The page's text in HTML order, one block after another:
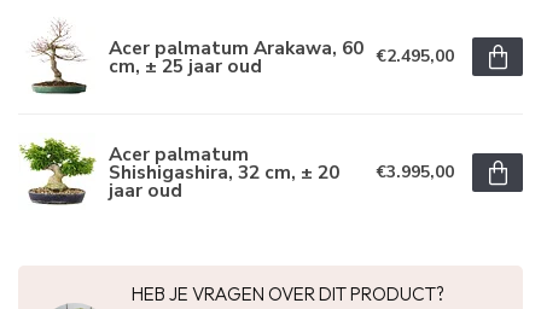
Acer palmatum Arakawa, 60
cm, ± 25 jaar oud €2.495,00
Acer palmatum
Shishigashira, 32 cm, ± 20
jaar oud
€3.995,00
HEB JE VRAGEN OVER DIT PRODUCT?